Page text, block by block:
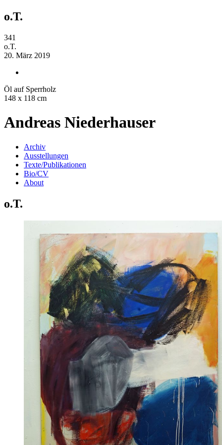
o.T.
341
o.T.
20. März 2019
Öl auf Sperrholz
148 x 118 cm
Andreas Niederhauser
Archiv
Ausstellungen
Texte/Publikationen
Bio/CV
About
o.T.